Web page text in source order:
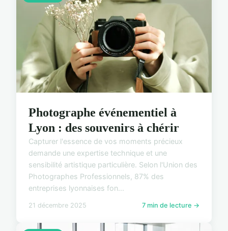
Photographe événementiel à
Lyon : des souvenirs à chérir
Capturer l'essence de vos moments précieux
demande une expertise technique et une
sensibilité artistique particulière. Selon l'Union des
Photographes Professionnels, 87% des
entreprises lyonnaises fon...
21 décembre 2025 7 min de lecture →